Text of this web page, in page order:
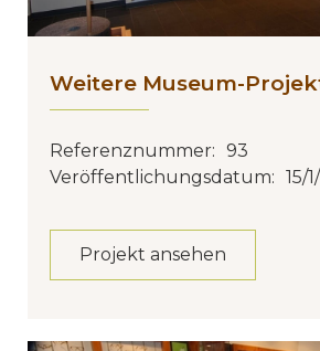
Weitere Museum-
Referenznummer: 93
Veröffentlichungsdatum: 15/
Projekt ansehen